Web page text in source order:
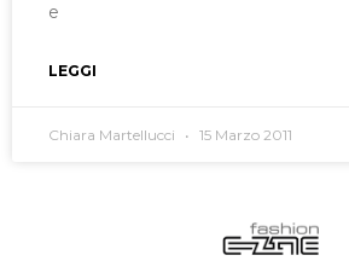
e
LEGGI
Chiara Martellucci 15 Marzo 2011